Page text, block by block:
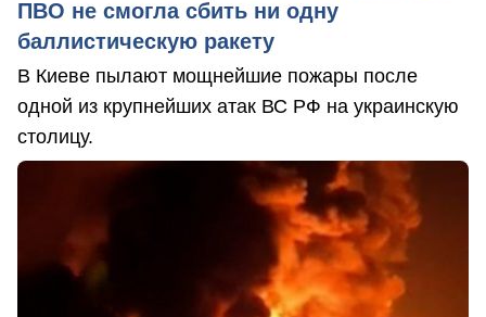
ПВО не смогла сбить ни одну
баллистическую ракету
В Киеве пылают мощнейшие пожары после
одной из крупнейших атак ВС РФ на украинскую
столицу.